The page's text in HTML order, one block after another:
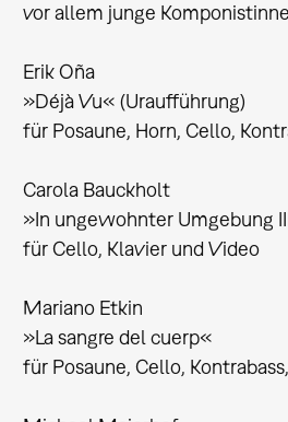
vor allem junge
Erik Oña
»Déjà Vu« (Uraufführung)
für Posaune, Horn, Cello,
Carola Bauckholt
»In ungewohnter Umgebung
für Cello, Klavier und Video
Mariano Etkin
»La sangre del cuerp«
für Posaune, Cello,